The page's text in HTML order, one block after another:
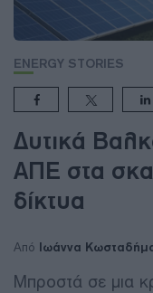
ENERGY STORIES
Δυτικά
ΑΠΕ στα
δίκτυα
Από Ιωάννα
Μπροστά σε μια